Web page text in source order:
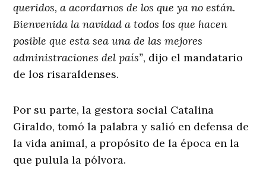
queridos, a acordarnos de los que ya no están.
Bienvenida la navidad a todos los que hacen
posible que esta sea una de las mejores
administraciones del país”, dijo el mandatario
de los risaraldenses.
Por su parte, la gestora social Catalina
Giraldo, tomó la palabra y salió en defensa de
la vida animal, a propósito de la época en la
que pulula la pólvora.